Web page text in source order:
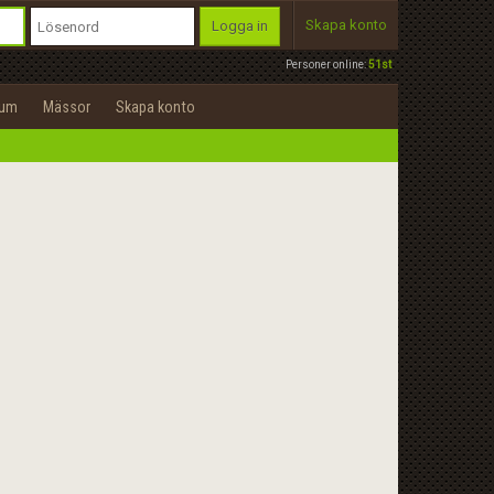
Personer online:51st
Logga in Skapa konto
Mässor Skapa konto